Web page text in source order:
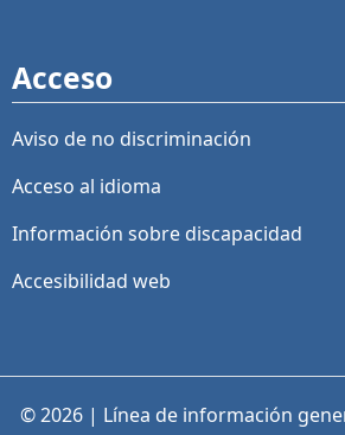
Acceso
Aviso de no discriminación
Acceso al idioma
Información sobre discapacidad
Accesibilidad web
© 2026 | Línea de información